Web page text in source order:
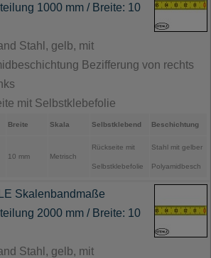
1000 mm / Breite: 10
Stahl, gelb, mit
Bezifferung von rechts
mit Selbstklebefolie
Breite Skala Selbstklebend Beschichtung
10 mm Metrisch
Rückseite mit
Selbstklebefolie
Stahl mit gelber
Polyamidbesch
Skalenbandmaße
2000 mm / Breite: 10
Stahl, gelb, mit